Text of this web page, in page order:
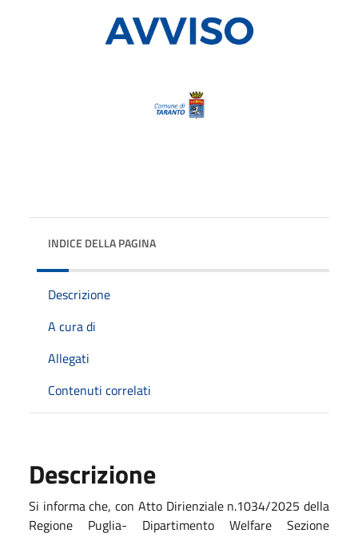
INDICE DELLA PAGINA
Descrizione
A cura di
Allegati
Contenuti correlati
Descrizione
Si informa che, con Atto Dirienziale n.1034/2025 della
Regione Puglia- Dipartimento Welfare Sezione